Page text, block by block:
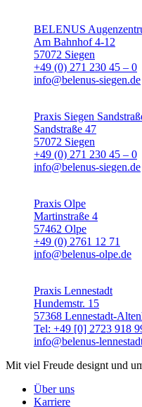
BELENUS
Am Bahnhof 4-12
57072 Siegen
+49 (0) 271 230 45 – 0
info@belenus-siegen.de
Praxis Siegen
Sandstraße 47
57072 Siegen
+49 (0) 271 230 45 – 0
info@belenus-siegen.de
Praxis Olpe
Martinstraße 4
57462 Olpe
+49 (0) 2761 12 71
info@belenus-olpe.de
Praxis Lennestadt
Hundemstr. 15
57368 Lennestadt-
Tel: +49 [0] 2723 918
info@belenus-
Mit viel Freude designt und
Über uns
Karriere